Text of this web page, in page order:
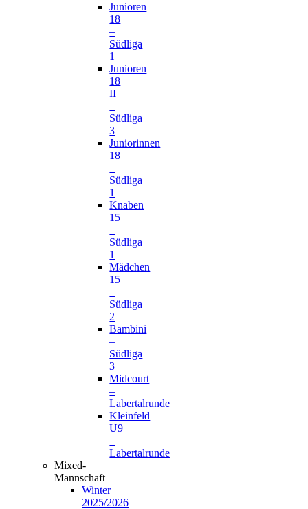
Junioren
18
–
Südliga
1
Junioren
18
II
–
Südliga
3
Juniorinnen
18
–
Südliga
1
Knaben
15
–
Südliga
1
Mädchen
15
–
Südliga
2
Bambini
–
Südliga
3
Midcourt
–
Labertalrunde
Kleinfeld
U9
–
Labertalrunde
Mixed-
Mannschaft
Winter
2025/2026